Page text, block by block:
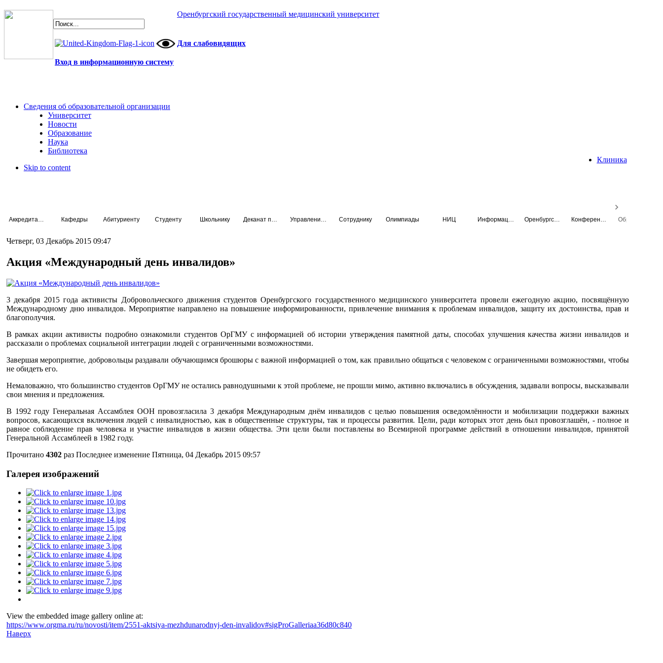
Оренбургский государственный медицинский университет
Для слабовидящих
Вход в информационную систему
Сведения об образовательной организации
Университет
Новости
Образование
Наука
Библиотека
Клиника
Skip to content
Кафедры Абитуриенту Студенту Школьнику Сотруднику Олимпиады НИЦ
Четверг, 03 Декабрь 2015 09:47
Акция «Международный день инвалидов»
3 декабря 2015 года активисты Добровольческого движения студентов Оренбургского государственного медицинского университета провели ежегодную акцию, посвящённую
Международному дню инвалидов. Мероприятие направлено на повышение информированности, привлечение внимания к проблемам инвалидов, защиту их достоинства, прав и
благополучия.
В рамках акции активисты подробно ознакомили студентов ОрГМУ с информацией об истории утверждения памятной даты, способах улучшения качества жизни инвалидов и
рассказали о проблемах социальной интеграции людей с ограниченными возможностями.
Завершая мероприятие, добровольцы раздавали обучающимся брошюры с важной информацией о том, как правильно общаться с человеком с ограниченными возможностями, чтобы
не обидеть его.
Немаловажно, что большинство студентов ОрГМУ не остались равнодушными к этой проблеме, не прошли мимо, активно включались в обсуждения, задавали вопросы, высказывали
свои мнения и предложения.
В 1992 году Генеральная Ассамблея ООН провозгласила 3 декабря Международным днём инвалидов с целью повышения осведомлённости и мобилизации поддержки важных
вопросов, касающихся включения людей с инвалидностью, как в общественные структуры, так и процессы развития. Цели, ради которых этот день был провозглашён, - полное и
равное соблюдение прав человека и участие инвалидов в жизни общества. Эти цели были поставлены во Всемирной программе действий в отношении инвалидов, принятой
Генеральной Ассамблеей в 1982 году.
Прочитано 4302 раз Последнее изменение Пятница, 04 Декабрь 2015 09:57
Галерея изображений
View the embedded image gallery online at:
https://www.orgma.ru/ru/novosti/item/2551-aktsiya-mezhdunarodnyj-den-invalidov#sigProGalleriaa36d80c840
Наверх